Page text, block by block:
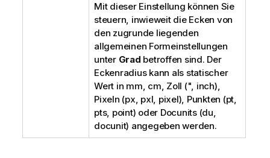
Mit dieser Einstellung können Sie
steuern, inwieweit die Ecken von
den zugrunde liegenden
allgemeinen Formeinstellungen
unter Grad betroffen sind. Der
Eckenradius kann als statischer
Wert in mm, cm, Zoll (", inch),
Pixeln (px, pxl, pixel), Punkten (pt,
pts, point) oder Docunits (du,
docunit) angegeben werden.